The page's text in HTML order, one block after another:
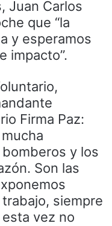
Juan Carlos
que “la
y esperamos
impacto”.
Firma Paz:
y los
Son las
siempre
vez no